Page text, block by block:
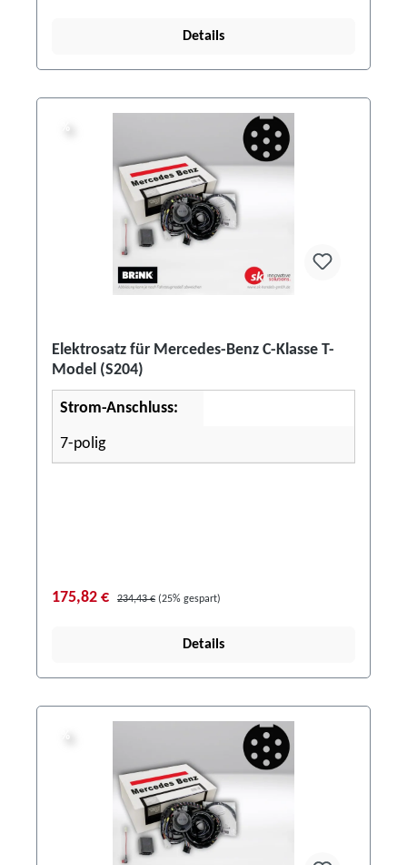
Details
Elektrosatz für Mercedes-Benz C-Klasse T-
Model (S204)
Strom-Anschluss:
7-polig
175,82 € 234,43 € (25% gespart)
Details